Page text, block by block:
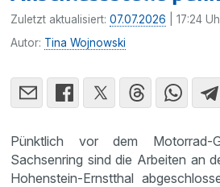
Zuletzt aktualisiert:07.07.2026 | 17:24
Autor: Tina Wojnowski
Pünktlich vor dem Motorrad-
Sachsenring sind die Arbeiten an
Hohenstein-Ernstthal